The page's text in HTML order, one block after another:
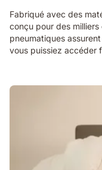
Fabriqué avec des
conçu pour des
pneumatiques
vous puissiez accéder